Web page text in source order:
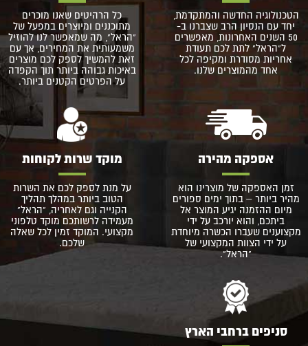
הטכנולוגיה החדשה והמתקדמת,
יחד עם הנסיון הרב שצברנו ב-
50 השנים האחרונות, מאפשרים
ל"הראל" לתת לכם תעודת
אחריות מסודרת ומקיפה לכל
אחד מהמוצרים שלנו.
כל הרהיטים שאנו מוכרים
מתוכננים ומיוצרים במפעל של
"הראל", מה שמאפשר לנו להוזיל
משמעותית את המחירים, אך עם
זאת להמשיך לספק לכם מוצרים
באיכות גבוהה ביותר תוך הקפדה
על הפרטים הקטנים ביותר.
אספקה מהירה
זמן האספקה של מוצרינו הוא
מהיר ביותר – בתוך ימים ספורים
מיום ההזמנה יגיע המוצר אל
ביתכם, והוא יורכב על ידי
מקצוענים שעברו הכשרה מיוחדת
על ידי הצוות המקצועי של
"הראל".
מוקד שרות לקוחות
על מנת לספק לכם את השרות
הטוב ביותר במהלך תהליך
הקנייה וגם לאחריה, "הראל"
מעמידה לרשותכם מוקד טלפוני
מקצועי. המוקד זמין לכל שאלה
שלכם.
סניפים ברחבי הארץ